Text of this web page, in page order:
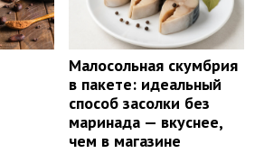
Малосольная скумбрия
в пакете: идеальный
способ засолки без
маринада — вкуснее,
чем в магазине